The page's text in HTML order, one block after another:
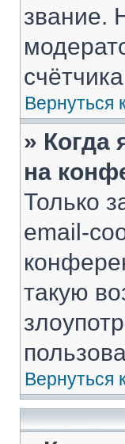
звание.
Вернуться
» Когда
на
Только
email-
такую
Вернуться